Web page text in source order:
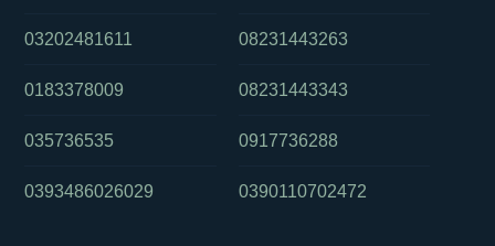
03202481611
0183378009
035736535
0393486026029
08231443263
08231443343
0917736288
0390110702472